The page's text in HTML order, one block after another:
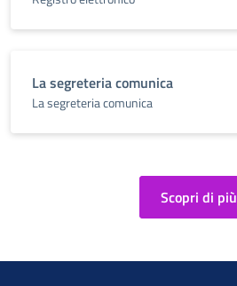
La segreteria comunica
La segreteria comunica
Scopri di più